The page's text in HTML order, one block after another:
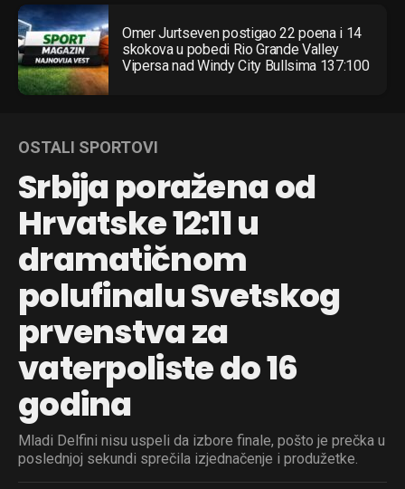
Omer Jurtseven postigao 22 poena i 14
skokova u pobedi Rio Grande Valley
Vipersa nad Windy City Bullsima 137:100
OSTALI SPORTOVI
Srbija poražena od
Hrvatske 12:11 u
dramatičnom
polufinalu Svetskog
prvenstva za
vaterpoliste do 16
godina
Mladi Delfini nisu uspeli da izbore finale, pošto je prečka u
poslednjoj sekundi sprečila izjednačenje i produžetke.